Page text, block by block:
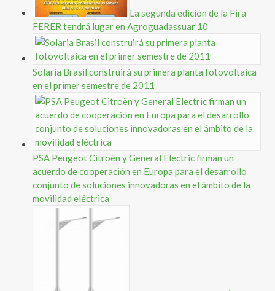
La segunda edición de la Fira
FERER tendrá lugar en Agroguadassuar’10
Solaria Brasil construirá su primera planta fotovoltaica
en el primer semestre de 2011
PSA Peugeot Citroën y General Electric firman un
acuerdo de cooperación en Europa para el desarrollo
conjunto de soluciones innovadoras en el ámbito de la
movilidad eléctrica